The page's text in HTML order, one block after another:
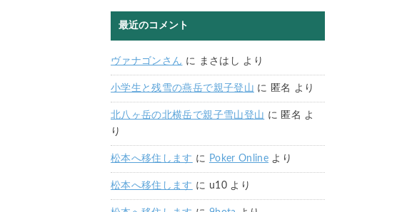
最近のコメント
ヴァナゴンさん に まさはし より
小学生と残雪の燕岳で親子登山 に 匿名 より
北八ヶ岳の北横岳で親子雪山登山 に 匿名 よ
り
松本へ移住します に Poker Online より
松本へ移住します に u10より